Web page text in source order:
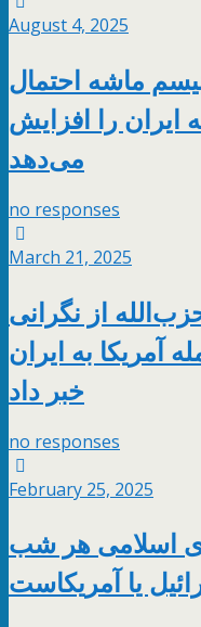
August 4, 2025
ماشه احتمال
ایران را افزایش
می‌دهد
no responses
March 21, 2025
از نگرانی
آمریکا به ایران
خبر داد
no responses
February 25, 2025
اسلامی هر شب
یا آمریکاست